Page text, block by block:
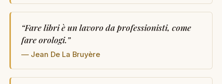
“Fare libri è un lavoro da professionisti, come
fare orologi.”
— Jean De La Bruyère